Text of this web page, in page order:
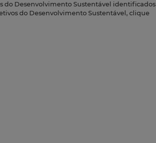
do Desenvolvimento Sustentável identificados
do Desenvolvimento Sustentável, clique